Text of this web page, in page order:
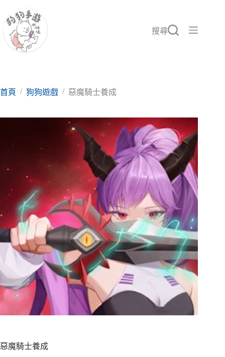
至
要
搜尋
首頁 / 狗狗遊戲 / 惡魔騎士養成
惡魔騎士養成